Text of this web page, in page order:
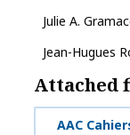
Julie A.
Jean-Hugues
Attached
AAC